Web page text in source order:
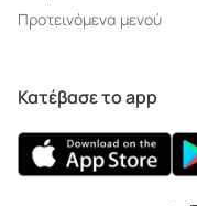
Προτεινόμενα μενού
Κατέβασε το app